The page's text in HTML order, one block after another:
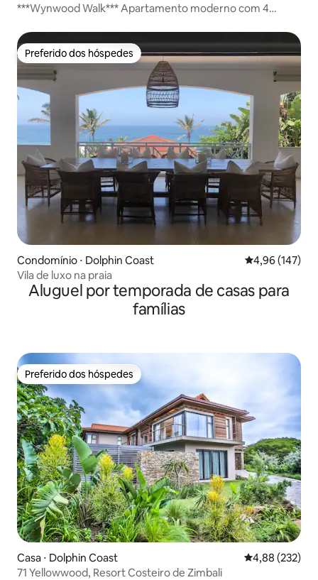
***Wynwood Walk*** Apartamento moderno com 4
Preferido dos hóspedes
Preferido dos hóspedes
Condomínio ⋅ Dolphin Coast 4,96 de uma
4,96 (147)
Vila de luxo na praia
Aluguel por temporada de casas para
famílias
Preferido dos hóspedes
Preferido dos hóspedes
Casa ⋅ Dolphin Coast 4,88 de uma
4,88 (232)
71 Yellowwood, Resort Costeiro de Zimbali